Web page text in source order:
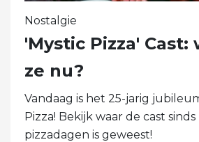
Nostalgie
'Mystic Pizza' Cast:
ze nu?
Vandaag is het 25-jarig
Pizza! Bekijk waar de cast
pizzadagen is geweest!